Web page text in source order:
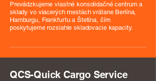
Prevádzkujeme vlastné konsolidačné centrum a
sklady vo viacerých mestách vrátane Berlína,
Hamburgu, Frankfurtu a Štetína, čím
poskytujeme rozsiahle skladovacie kapacity.
QCS-Quick Cargo Service